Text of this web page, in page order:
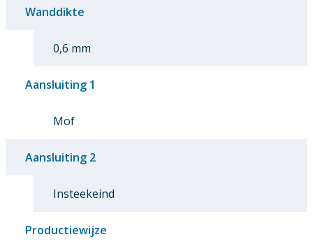
Wanddikte
0,6 mm
Aansluiting 1
Mof
Aansluiting 2
Insteekeind
Productiewijze